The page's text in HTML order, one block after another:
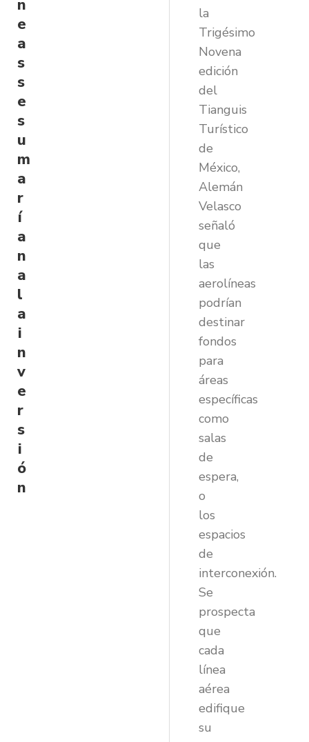
n
e
a
s
s
e
s
u
m
a
r
í
a
n
a
l
a
i
n
v
e
r
s
i
ó
n
la
Trigésimo
Novena
edición
del
Tianguis
Turístico
de
México,
Alemán
Velasco
señaló
que
las
aerolíneas
podrían
destinar
fondos
para
áreas
específicas
como
salas
de
espera,
o
los
espacios
de
interconexión.
Se
prospecta
que
cada
línea
aérea
edifique
su